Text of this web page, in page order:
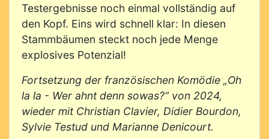
Testergebnisse noch einmal vollständig auf
den Kopf. Eins wird schnell klar: In diesen
Stammbäumen steckt noch jede Menge
explosives Potenzial!
Fortsetzung der französischen Komödie „Oh
la la - Wer ahnt denn sowas?“ von 2024,
wieder mit Christian Clavier, Didier Bourdon,
Sylvie Testud und Marianne Denicourt.